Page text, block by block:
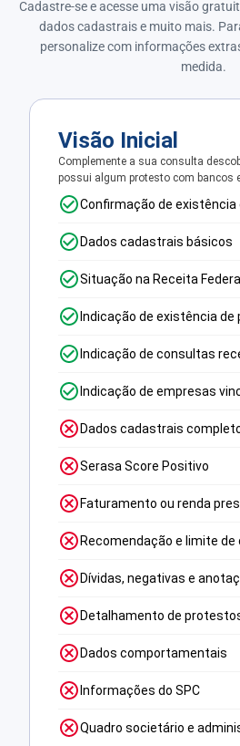
Cadastre-se e acesse uma visão
dados cadastrais e muito mais.
personalize com informações
medida.
Visão Inicial
Complemente a sua consulta
possui algum protesto com bancos
Confirmação de existência
Dados cadastrais básicos
Situação na Receita Federal
Indicação de existência
Indicação de consultas
Indicação de empresas
Dados cadastrais
Serasa Score Positivo
Faturamento ou renda
Recomendação e limite de
Dívidas, negativas e
Detalhamento de
Dados comportamentais
Informações do SPC
Quadro societário e